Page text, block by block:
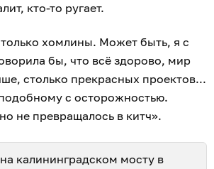
кто-то ругает.
хомлины. Может быть, я с
бы, что всё здорово, мир
столько прекрасных проектов...
с осторожностью.
не превращалось в китч».
калининградском мосту в